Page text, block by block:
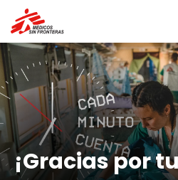
¡Gracias por